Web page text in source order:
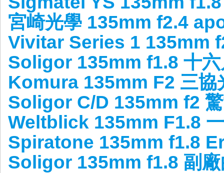
宮崎光學 135mm f2.4
Vivitar Series 1 135mm
Soligor 135mm f1.8 十六
Komura 135mm F2 三協
Soligor C/D 135mm f2
Weltblick 135mm F1.8
Spiratone 135mm f1.8
Soligor 135mm f1.8 副廠